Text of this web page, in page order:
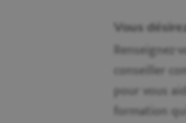
Vous
conseiller
pour vous
formation